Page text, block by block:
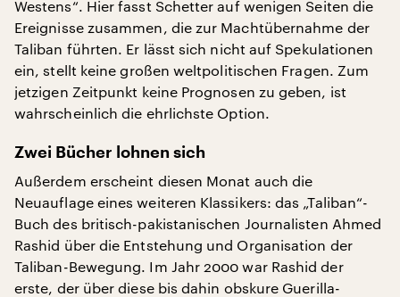
Westens“. Hier fasst Schetter auf wenigen Seiten die
Ereignisse zusammen, die zur Machtübernahme der
Taliban führten. Er lässt sich nicht auf Spekulationen
ein, stellt keine großen weltpolitischen Fragen. Zum
jetzigen Zeitpunkt keine Prognosen zu geben, ist
wahrscheinlich die ehrlichste Option.
Zwei Bücher lohnen sich
Außerdem erscheint diesen Monat auch die
Neuauflage eines weiteren Klassikers: das „Taliban“-
Buch des britisch-pakistanischen Journalisten Ahmed
Rashid über die Entstehung und Organisation der
Taliban-Bewegung. Im Jahr 2000 war Rashid der
erste, der über diese bis dahin obskure Guerilla-